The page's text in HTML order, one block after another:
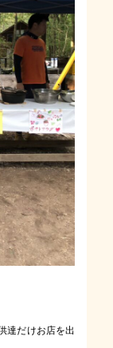
達だけお店を出